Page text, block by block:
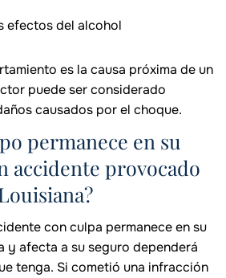
efectos del alcohol
es la causa próxima de un
puede ser considerado
causados por el choque.
permanece en su
accidente provocado
con culpa permanece en su
y afecta a su seguro dependerá
tenga. Si cometió una infracción